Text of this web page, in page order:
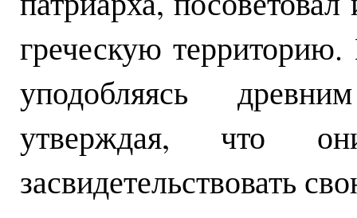
греческую
уподобляясь
утверждая, что
засвидетельствовать